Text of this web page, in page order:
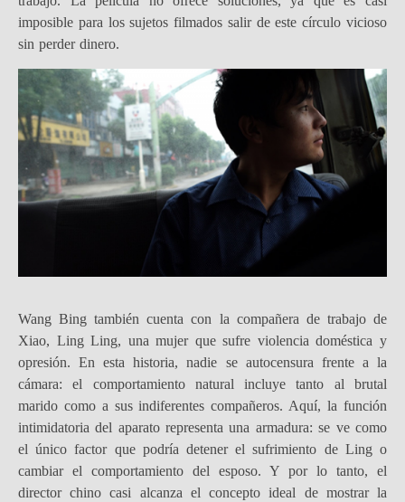
imposible para los sujetos filmados salir de este círculo vicioso
sin perder dinero.
Wang Bing también cuenta con la compañera de trabajo de
Xiao, Ling Ling, una mujer que sufre violencia doméstica y
opresión. En esta historia, nadie se autocensura frente a la
cámara: el comportamiento natural incluye tanto al brutal
marido como a sus indiferentes compañeros. Aquí, la función
intimidatoria del aparato representa una armadura: se ve como
el único factor que podría detener el sufrimiento de Ling o
cambiar el comportamiento del esposo. Y por lo tanto, el
director chino casi alcanza el concepto ideal de mostrar la